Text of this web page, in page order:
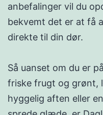
anbefalinger vil du
bekvemt det er at få
direkte til din dør.
Så uanset om du er
friske frugt og grønt,
hyggelig aften eller